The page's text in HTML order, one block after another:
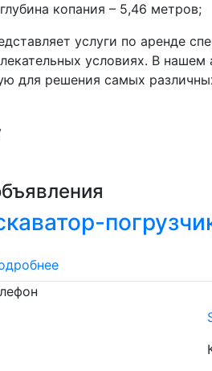
копания – 5,46 метров;
услуги по аренде
для решения самых